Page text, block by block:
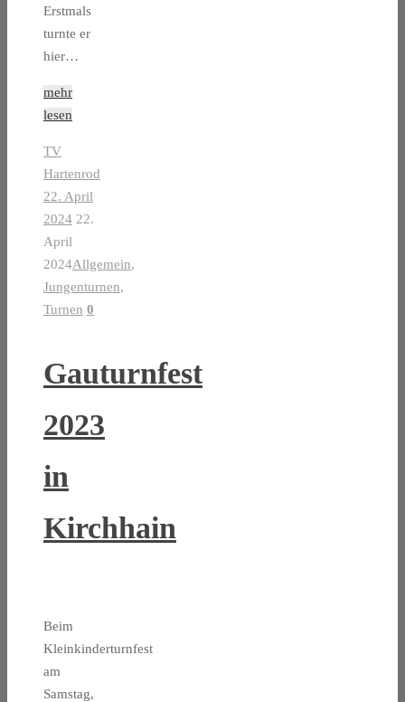
Erstmals
turnte er
hier…
mehr
lesen
TV
Hartenrod
22. April
2024 22.
April
2024Allgemein,
Jungenturnen,
Turnen 0
Gauturnfest
2023
in
Kirchhain
Beim
Kleinkinderturnfest
am
Samstag,